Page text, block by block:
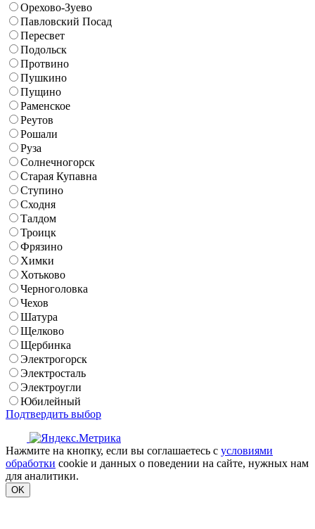
Орехово-Зуево
Павловский Посад
Пересвет
Подольск
Протвино
Пушкино
Пущино
Раменское
Реутов
Рошали
Руза
Солнечногорск
Старая Купавна
Ступино
Сходня
Талдом
Троицк
Фрязино
Химки
Хотьково
Черноголовка
Чехов
Шатура
Щелково
Щербинка
Электрогорск
Электросталь
Электроугли
Юбилейный
Подтвердить выбор
Нажмите на кнопку, если вы соглашаетесь с условиями
обработки cookie и данных о поведении на сайте, нужных нам
для аналитики.
OK